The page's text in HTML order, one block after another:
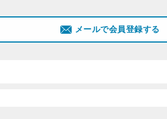
メールで会員登録する